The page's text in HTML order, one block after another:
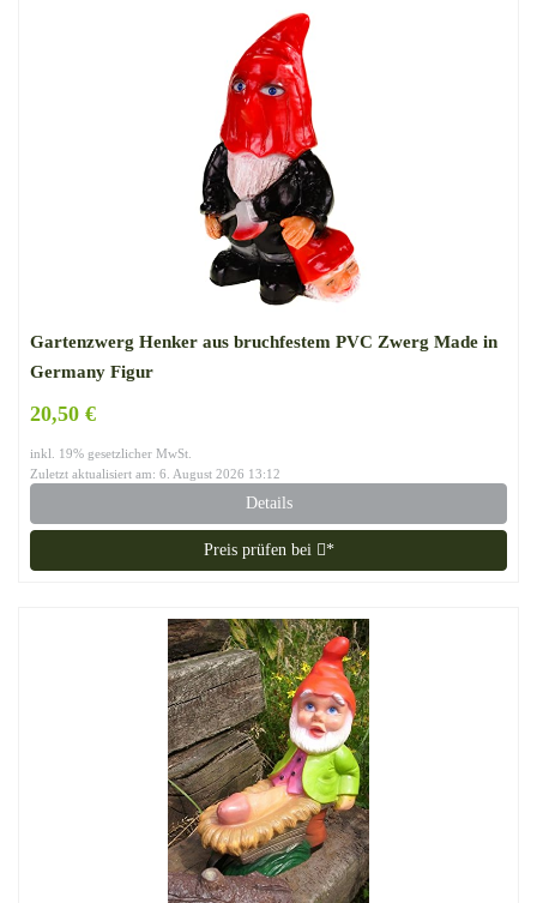
Gartenzwerg Henker aus bruchfestem PVC Zwerg Made in
Germany Figur
20,50 €
inkl. 19% gesetzlicher MwSt.
Zuletzt aktualisiert am: 6. August 2026 13:12
Details
Preis prüfen bei *